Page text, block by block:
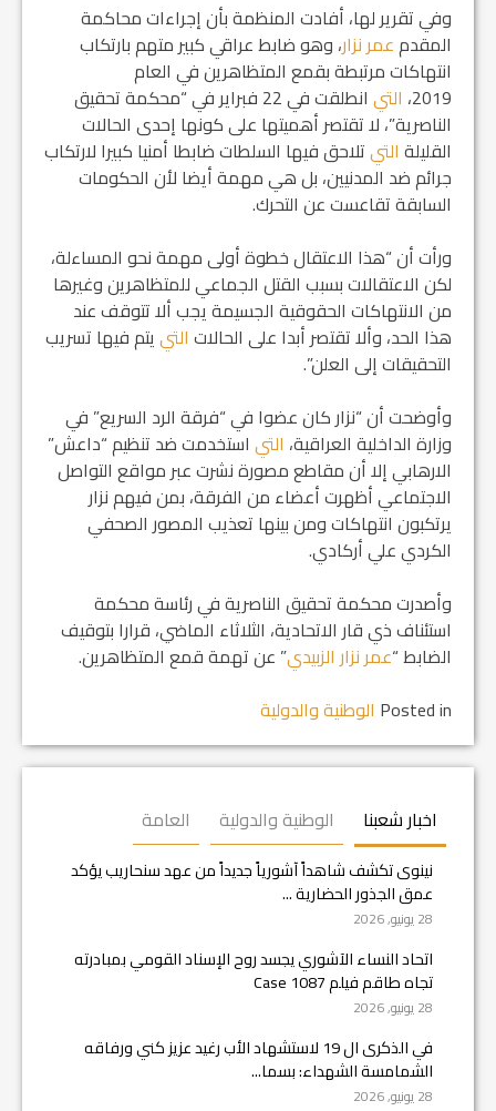
وفي تقرير لها، أفادت المنظمة بأن إجراءات محاكمة
المقدمعمر نزار، وهو ضابط عراقي كبير متهم بارتكاب
انتهاكات مرتبطة بقمع المتظاهرين في العام
2019، التي
انطلقت في 22 فبراير في “محكمة تحقيق
الناصرية”، لا تقتصر أهميتها على كونها إحدى الحالات
القليلة التيتلاحق فيها السلطات ضابطا أمنيا كبيرا لارتكاب
جرائم ضد المدنيين، بل هي مهمة أيضا لأن الحكومات
السابقة تقاعست عن التحرك.
ورأت أن “هذا الاعتقال خطوة أولى مهمة نحو المساءلة،
لكن الاعتقالات بسبب القتل الجماعي للمتظاهرين وغيرها
من الانتهاكات الحقوقية الجسيمة يجب ألا تتوقف عند
هذا الحد، وألا تقتصر أبدا على الحالات التييتم فيها تسريب
التحقيقات إلى العلن”.
وأوضحت أن “نزار كان عضوا في “فرقة الرد السريع” في
وزارة الداخلية العراقية، التي استخدمت ضد تنظيم “داعش”
الارهابي إلا أن مقاطع مصورة نشرت عبر مواقع التواصل
الاجتماعي أظهرت أعضاء من الفرقة، بمن فيهم نزار
يرتكبون انتهاكات ومن بينها تعذيب المصور الصحفي
الكردي علي أركادي.
وأصدرت محكمة تحقيق الناصرية في رئاسة محكمة
استئناف ذي قار الاتحادية، الثلاثاء الماضي، قرارا بتوقيف
الضابط “عمر نزار الزبيدي” عن تهمة قمع المتظاهرين.
Posted in الوطنية والدولية
اخبار شعبنا الوطنية والدولية العامة
نينوى تكشف شاهداً آشورياً جديداً من عهد سنحاريب يؤكد
عمق الجذور الحضارية ...
28 يونيو, 2026
اتحاد النساء الآشوري يجسد روح الإسناد القومي بمبادرته
تجاه طاقم فيلم Case 1087
28 يونيو, 2026
في الذكرى ال 19 لاستشهاد الأب رغيد عزيز كني ورفاقه
الشمامسة الشهداء: بسما...
28 يونيو, 2026